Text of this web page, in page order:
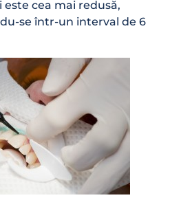
cea mai redusă,
se într-un interval de 6